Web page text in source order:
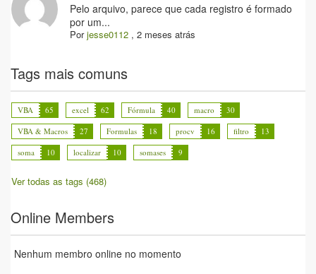
Pelo arquivo, parece que cada registro é formado
por um...
Porjesse0112 ,2 meses atrás
Tags mais comuns
VBA 65 excel 62 Fórmula 40 macro
30
VBA & Macros
27 Formulas 18 procv 16 filtro
13
soma
10 localizar 10 somases 9
Ver todas as tags (468)
Online Members
Nenhum membro online no momento